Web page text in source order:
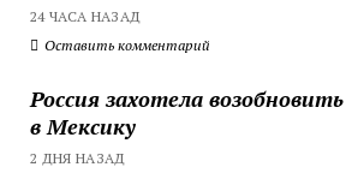
24 ЧАСА НАЗАД
Оставить комментарий
Россия захотела
в Мексику
2 ДНЯ НАЗАД